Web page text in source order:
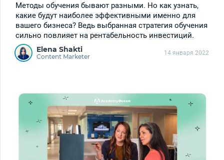
Методы обучения бывают разными. Но как узнать,
какие будут наиболее эффективными именно для
вашего бизнеса? Ведь выбранная стратегия обучения
сильно повлияет на рентабельность инвестиций.
Elena Shakti
Content Marketer 14 января 2022